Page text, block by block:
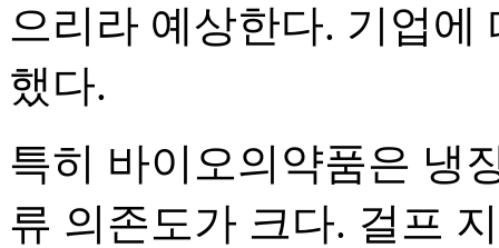
으리라 예상한다. 기업에
했다.
특히 바이오의약품은 냉
류 의존도가 크다. 걸프